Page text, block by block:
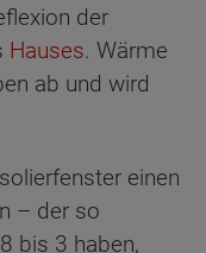
der
Hauses. Wärme
ab und wird
einen
– der so
bis 3 haben,